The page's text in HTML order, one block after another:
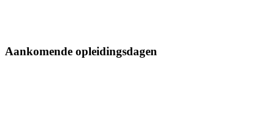
Aankomende opleidingsdagen